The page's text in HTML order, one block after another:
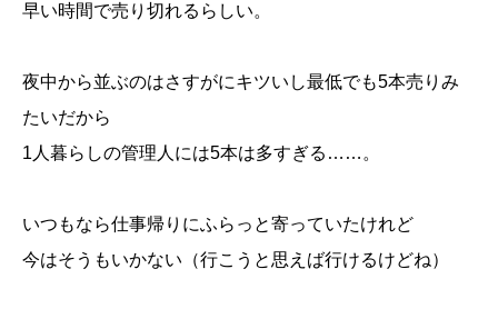
早い時間で売り切れるらしい。
夜中から並ぶのはさすがにキツいし最低でも5本売りみ
たいだから
1人暮らしの管理人には5本は多すぎる……。
いつもなら仕事帰りにふらっと寄っていたけれど
今はそうもいかない（行こうと思えば行けるけどね）